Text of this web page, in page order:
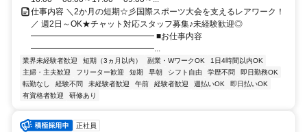
仕事内容 ＼2か月の短期☆彡国際スポーツ大会を支えるレアワーク！
／ 週2日～OK★チャット対応スタッフ募集♪未経験歓迎◎
━━━━━━━━━━━━━━━ ■お仕事内容
━━━━━━━━━━━━━━━...
業界未経験者歓迎 短期（3ヵ月以内） 副業・WワークOK
1日4時間以内OK
主婦・主夫歓迎
フリーター歓迎 短期 早朝 シフト自由 学歴不問
即日勤務OK
転勤なし
経験不問 未経験者歓迎 午前 経験者歓迎 週払いOK
即日払いOK
有資格者歓迎
研修あり
正社員